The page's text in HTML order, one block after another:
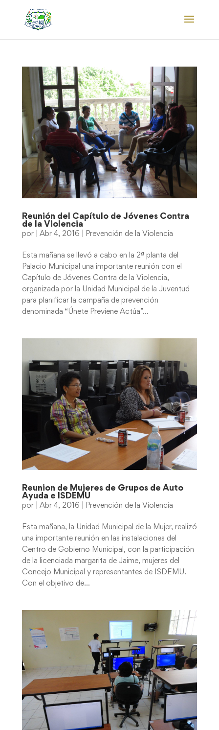
Reunión del Capítulo de Jóvenes Contra
de la Violencia
por Abr 4, 2016 Prevención de la Violencia
Esta mañana se llevó a cabo en la 2ª planta del
Palacio Municipal una importante reunión con el
Capítulo de Jóvenes Contra de la Violencia,
organizada por la Unidad Municipal de la Juventud
para planificar la campaña de prevención
denominada “Únete Previene Actúa”...
Reunion de Mujeres de Grupos de Auto
Ayuda e ISDEMU
por Abr 4, 2016 Prevención de la Violencia
Esta mañana, la Unidad Municipal de la Mujer, realizó
una importante reunión en las instalaciones del
Centro de Gobierno Municipal, con la participación
de la licenciada margarita de Jaime, mujeres del
Concejo Municipal y representantes de ISDEMU.
Con el objetivo de...